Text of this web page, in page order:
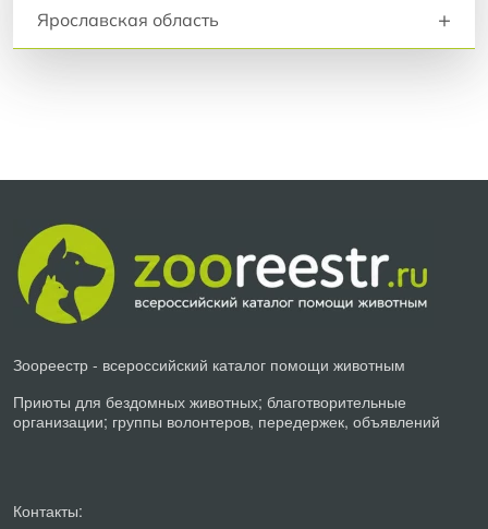
Ярославская область +
Зоореестр - всероссийский каталог помощи животным
Приюты для бездомных животных; благотворительные
организации; группы волонтеров, передержек, объявлений
Контакты: